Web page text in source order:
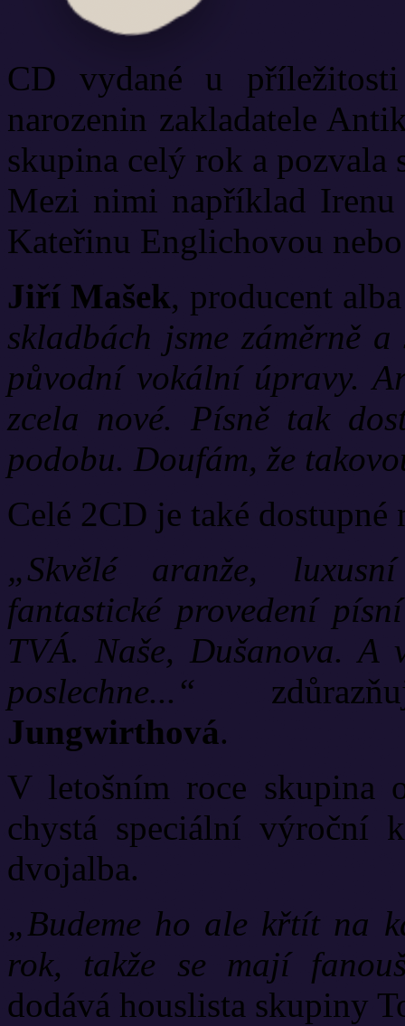
CD vydané u příležitosti
narozenin zakladatele
skupina celý rok a pozvala
Mezi nimi například Irenu
Kateřinu Englichovou
Jiří Mašek, producent alba
skladbách jsme záměrně
původní vokální úpravy.
zcela nové. Písně tak
podobu. Doufám, že
Celé 2CD je také dostupné
„Skvělé aranže,
fantastické provedení
TVÁ. Naše, Dušanova. A
poslechne...“
Jungwirthová.
V letošním roce skupina
chystá speciální výroční
dvojalba.
„Budeme ho ale křtít na
rok, takže se mají
dodává houslista skupiny